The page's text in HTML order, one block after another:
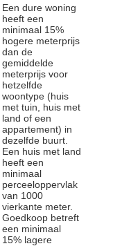
Een dure woning
heeft een
minimaal 15%
hogere meterprijs
dan de
gemiddelde
meterprijs voor
hetzelfde
woontype (huis
met tuin, huis met
land of een
appartement) in
dezelfde buurt.
Een huis met land
heeft een
minimaal
perceeloppervlak
van 1000
vierkante meter.
Goedkoop betreft
een minimaal
15% lagere